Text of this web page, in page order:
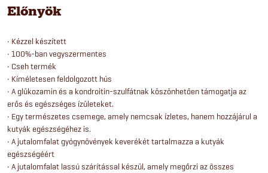
Előnyök
• Kézzel készített
• 100%-ban vegyszermentes
• Cseh termék
• Kíméletesen feldolgozott hús
• A glükozamin és a kondroitin-szulfátnak köszönhetően támogatja az
erős és egészséges ízületeket.
• Egy természetes csemege, amely nemcsak ízletes, hanem hozzájárul a
kutyák egészségéhez is.
• A jutalomfalat gyógynövények keverékét tartalmazza a kutyák
egészségéért
• A jutalomfalat lassú szárítással készül, amely megőrzi az összes